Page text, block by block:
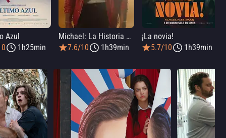
Azul
1h25min
Michael: La Historia De Michael Jackson
7.6/10
1h39min
¡La novia!
5.7/10
1h39min